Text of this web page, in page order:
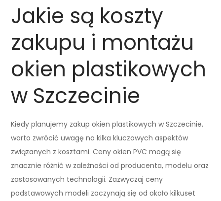
Jakie są koszty
zakupu i montażu
okien plastikowych
w Szczecinie
Kiedy planujemy zakup okien plastikowych w Szczecinie,
warto zwrócić uwagę na kilka kluczowych aspektów
związanych z kosztami. Ceny okien PVC mogą się
znacznie różnić w zależności od producenta, modelu oraz
zastosowanych technologii. Zazwyczaj ceny
podstawowych modeli zaczynają się od około kilkuset